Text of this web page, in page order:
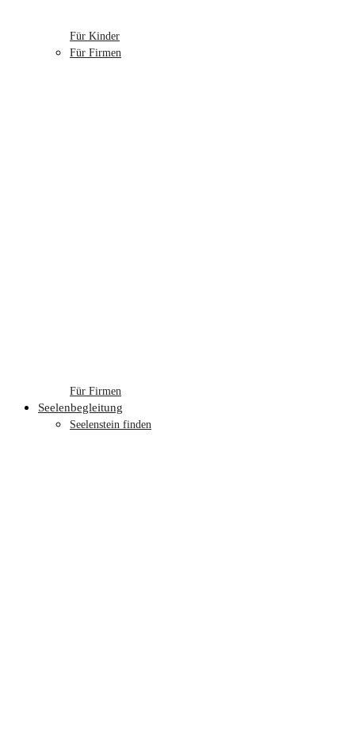
Für Kinder
Für Firmen
Für Firmen
Seelenbegleitung
Seelenstein finden